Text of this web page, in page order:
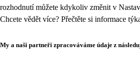
rozhodnutí můžete kdykoliv změnit v
Chcete vědět více? Přečtěte si informace
My a naši partneři zpracováváme údaje z